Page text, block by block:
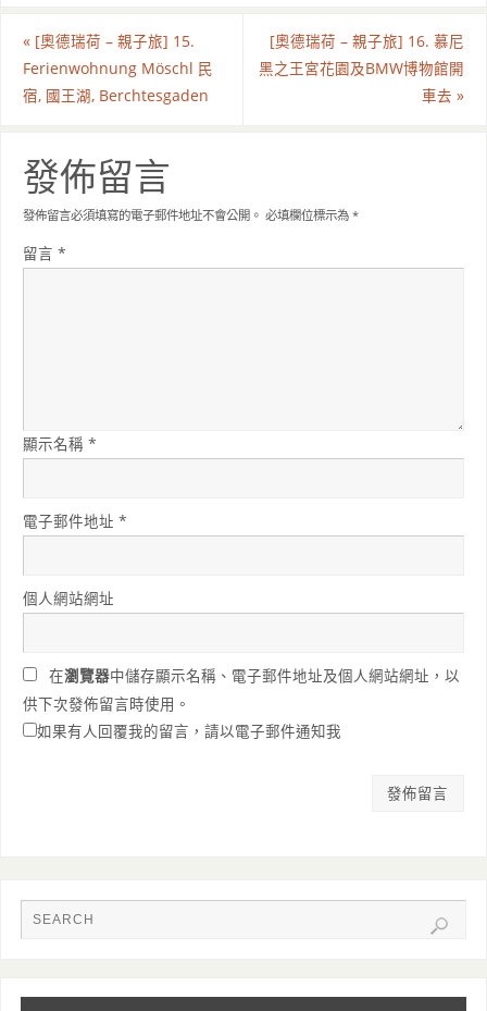
« [奧德瑞荷 – 親子旅] 15.
Ferienwohnung Möschl 民
宿, 國王湖, Berchtesgaden
[奧德瑞荷 – 親子旅] 16. 慕尼
黑之王宮花園及BMW博物館開
車去 »
發佈留言
發佈留言必須填寫的電子郵件地址不會公開。 必填欄位標示為*
留言*
顯示名稱*
電子郵件地址*
個人網站網址
在瀏覽器中儲存顯示名稱、電子郵件地址及個人網站網址，以
供下次發佈留言時使用。
如果有人回覆我的留言，請以電子郵件通知我